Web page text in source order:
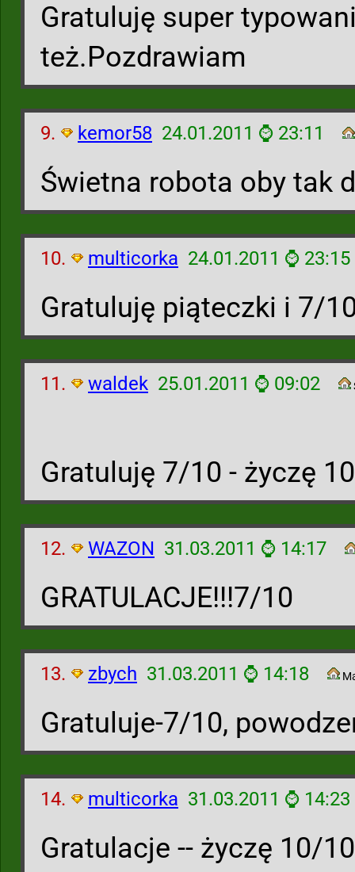
Gratuluję super
też.Pozdrawiam
9. kemor58 24.01.2011 ⌚ 23:11
Świetna robota oby tak
10. multicorka 24.01.2011 ⌚ 23:15
Gratuluję piąteczki i 7/
11. waldek 25.01.2011 ⌚ 09:02
Gratuluję 7/10 - życzę
12. WAZON 31.03.2011 ⌚ 14:17
GRATULACJE!!!7/10
13. zbych 31.03.2011 ⌚ 14:18
Gratuluje-7/10,
14. multicorka 31.03.2011 ⌚ 14:23
Gratulacje -- życzę 10/10